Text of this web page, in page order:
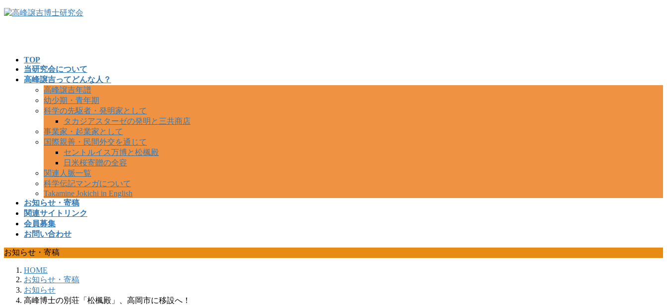
コ
ナ
TOP
当研究会について
高峰譲吉ってどんな人？
高峰譲吉年譜
幼少期・青年期
科学の先駆者・発明家として
タカジアスターゼの発明と三共商店
事業家・起業家として
国際親善・民間外交を通じて
セントルイス万博と松楓殿
日米桜寄贈の全容
関連人脈一覧
科学伝記マンガについて
Takamine Jokichi in English
お知らせ・寄稿
関連サイトリンク
会員募集
お問い合わせ
お知らせ・寄稿
HOME
お知らせ・寄稿
お知らせ
高峰博士の別荘「松楓殿」、高岡市に移設へ！